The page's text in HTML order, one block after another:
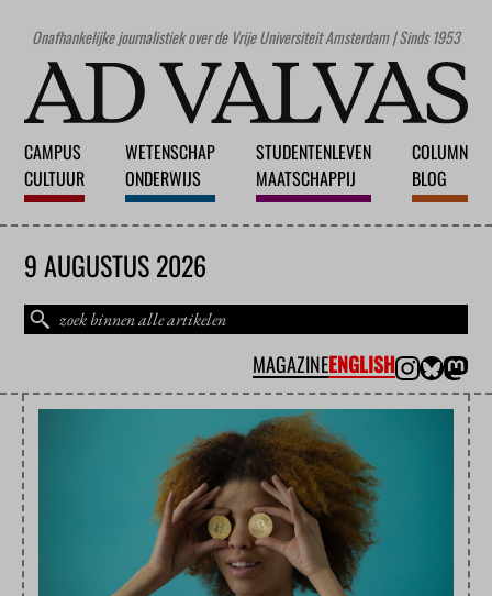
Onafhankelijke journalistiek over de Vrije Universiteit Amsterdam | Sinds 1953
CAMPUS
CULTUUR
WETENSCHAP
ONDERWIJS
STUDENTENLEVEN
MAATSCHAPPIJ
COLUMN
BLOG
9 AUGUSTUS 2026
MAGAZINEENGLISH